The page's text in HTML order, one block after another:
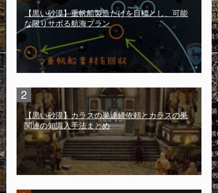
【黒い砂漠】重帆船製造だけを目標とし、可能
な限りサボる航海プラン
【黒い砂漠】カラスの巣連続依頼とカラスの巣
関連の知識入手法まとめ